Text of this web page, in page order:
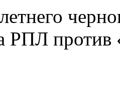
РПЛ против